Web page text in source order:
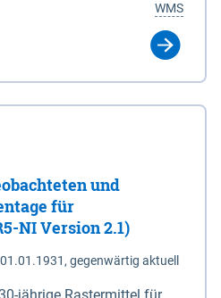
durch Widmung, die
Verordnung ausspricht.
Wolfsterritorien im
WMS
und
für
NI Version 2.1)
gegenwärtig aktuell